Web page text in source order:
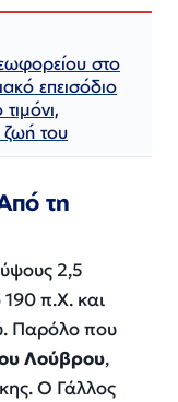
στο
επεισόδιο
ζωή του
τη
2,5
π.Χ. και
Παρόλο που
Λούβρου,
Ο Γάλλος